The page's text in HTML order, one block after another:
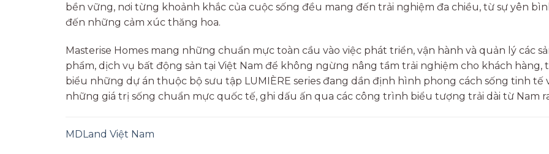
bền vững, nơi từng khoảnh khắc của cuộc sống đều mang đến trải nghiệm đa chiều, từ sự yên
đến những cảm xúc thăng hoa.
Masterise Homes mang những chuẩn mực toàn cầu vào việc phát triển, vận hành và quản lý các
phẩm, dịch vụ bất động sản tại Việt Nam để không ngừng nâng tầm trải nghiệm cho khách hàng,
biểu những dự án thuộc bộ sưu tập LUMIÈRE series đang dần định hình phong cách sống tinh tế
những giá trị sống chuẩn mực quốc tế, ghi dấu ấn qua các công trình biểu tượng trải dài từ Nam
MDLand Việt Nam